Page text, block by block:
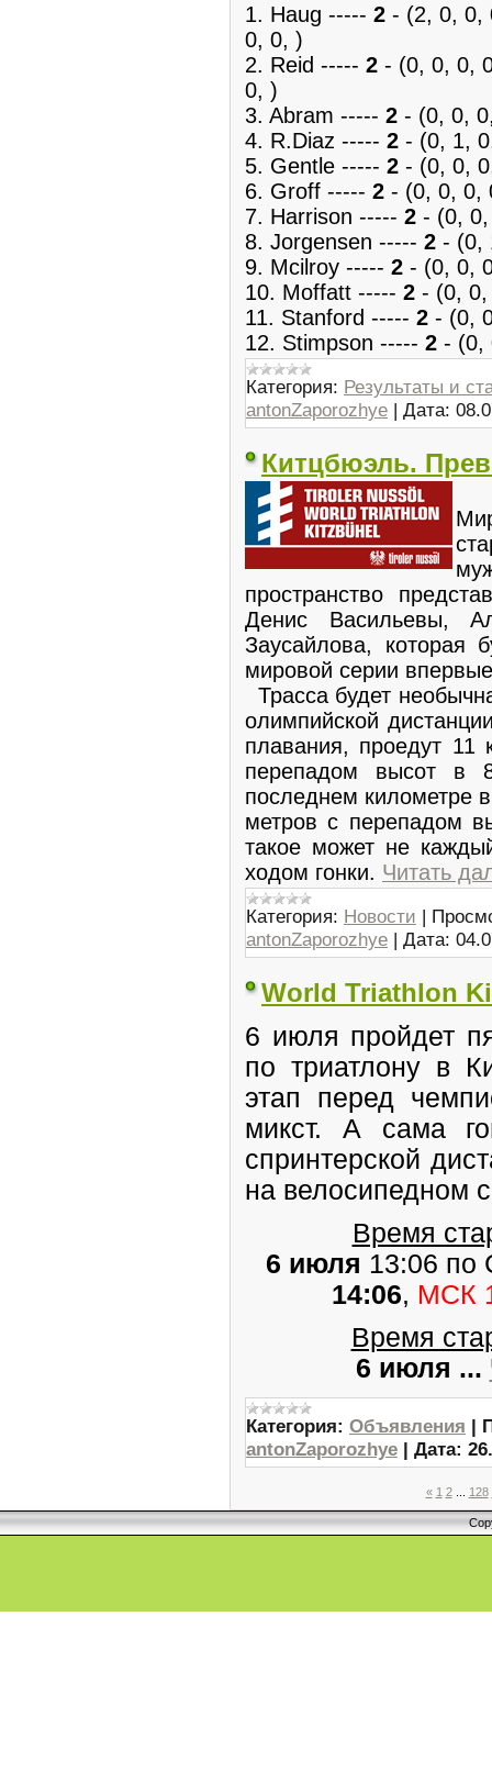
1. Haug ----- 2 - (2, 0, 0,
0, 0, )
2. Reid ----- 2 - (0, 0, 0,
0, )
3. Abram ----- 2 - (0, 0,
4. R.Diaz ----- 2 - (0, 1,
5. Gentle ----- 2 - (0, 0,
6. Groff ----- 2 - (0, 0, 0,
7. Harrison ----- 2 - (0,
8. Jorgensen ----- 2 - (0,
9. Mcilroy ----- 2 - (0, 0,
10. Moffatt ----- 2 - (0,
11. Stanford ----- 2 - (0,
12. Stimpson ----- 2 -
Категория: Результаты и
antonZaporozhye | Дата:
Китцбюэль.
пространство
Денис Васильевы,
Заусайлова, которая
мировой серии
Трасса будет
олимпийской
плавания, проедут 11
перепадом высот в
последнем километре
метров с перепадом
такое может не
ходом гонки. Читать
Категория: Новости |
antonZaporozhye | Дата:
World Triathlon
6 июля пройдет
по триатлону в
этап перед
микст. А сама
спринтерской
на велосипедном
Время
6 июля 13:06 по
14:06, МСК
Время
6 июля ...
Категория: Объявления |
antonZaporozhye | Дата:
« 1 2 128